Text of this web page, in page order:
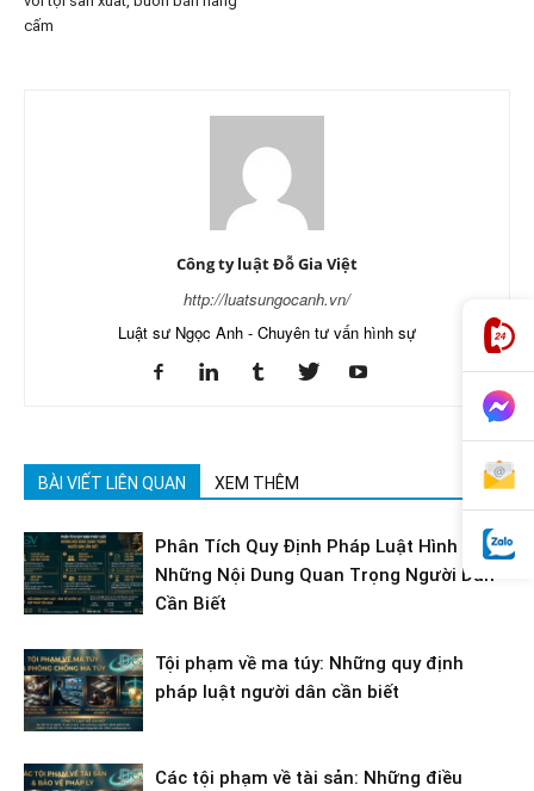
cấm
Công ty luật Đỗ Gia Việt
http://luatsungocanh.vn/
Luật sư Ngọc Anh - Chuyên tư vấn hình sự
BÀI VIẾT LIÊN QUAN XEM THÊM
Phân Tích Quy Định Pháp Luật Hình Sự:
Những Nội Dung Quan Trọng Người Dân
Cần Biết
Tội phạm về ma túy: Những quy định
pháp luật người dân cần biết
Các tội phạm về tài sản: Những điều